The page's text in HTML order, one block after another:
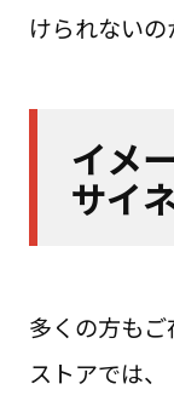
けられないの
イメ
サイ
多くの方も
ストアでは